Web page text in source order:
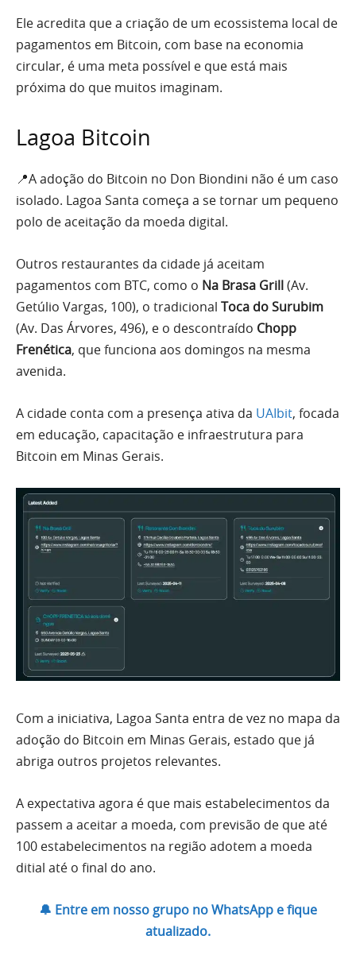
Ele acredita que a criação de um ecossistema local de
pagamentos em Bitcoin, com base na economia
circular, é uma meta possível e que está mais
próxima do que muitos imaginam.
Lagoa Bitcoin
📍A adoção do Bitcoin no Don Biondini não é um caso
isolado. Lagoa Santa começa a se tornar um pequeno
polo de aceitação da moeda digital.
Outros restaurantes da cidade já aceitam
pagamentos com BTC, como o Na Brasa Grill(Av.
Getúlio Vargas, 100), o tradicional Toca do Surubim
(Av. Das Árvores, 496), e o descontraído Chopp
Frenética, que funciona aos domingos na mesma
avenida.
A cidade conta com a presença ativa da UAIbit, focada
em educação, capacitação e infraestrutura para
Bitcoin em Minas Gerais.
Com a iniciativa, Lagoa Santa entra de vez no mapa da
adoção do Bitcoin em Minas Gerais, estado que já
abriga outros projetos relevantes.
A expectativa agora é que mais estabelecimentos da
passem a aceitar a moeda, com previsão de que até
100 estabelecimentos na região adotem a moeda
ditial até o final do ano.
🔔 Entre em nosso grupo no WhatsApp e fique
atualizado.